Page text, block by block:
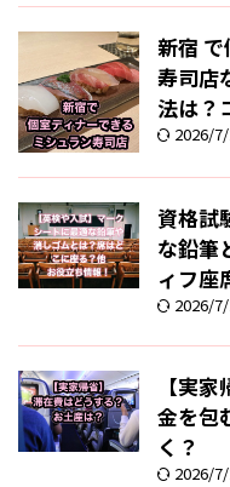
新宿
寿司店
法は？
2026/
資格試
な鉛筆
ィフ座
2026/
【実
金を包
く？
2026/